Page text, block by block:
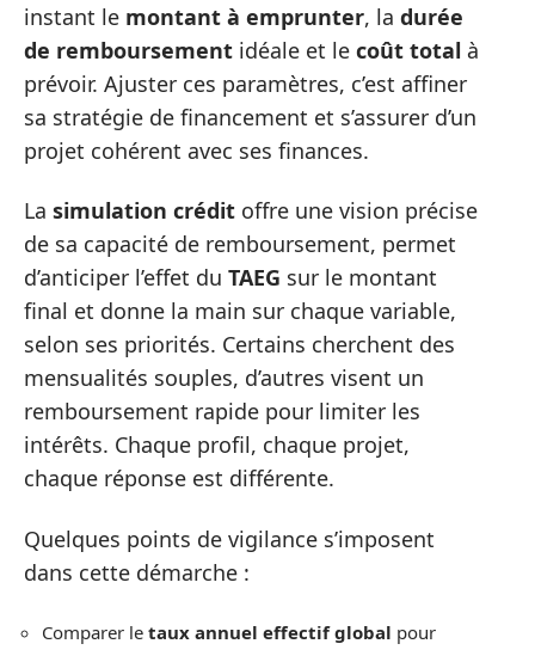
instant le montant à emprunter, la durée
de remboursement idéale et le coût total à
prévoir. Ajuster ces paramètres, c’est affiner
sa stratégie de financement et s’assurer d’un
projet cohérent avec ses finances.
La simulation crédit offre une vision précise
de sa capacité de remboursement, permet
d’anticiper l’effet du TAEG sur le montant
final et donne la main sur chaque variable,
selon ses priorités. Certains cherchent des
mensualités souples, d’autres visent un
remboursement rapide pour limiter les
intérêts. Chaque profil, chaque projet,
chaque réponse est différente.
Quelques points de vigilance s’imposent
dans cette démarche :
Comparer le taux annuel effectif global pour